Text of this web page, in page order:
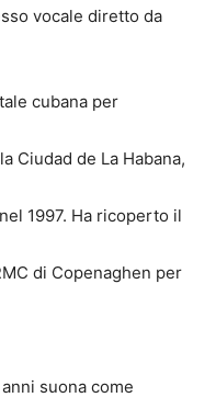
vocale diretto da
cubana per
Ciudad de La Habana,
1997. Ha ricoperto il
di Copenaghen per
suona come